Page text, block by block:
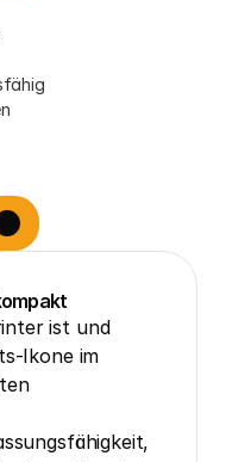
ist und
Ikone im